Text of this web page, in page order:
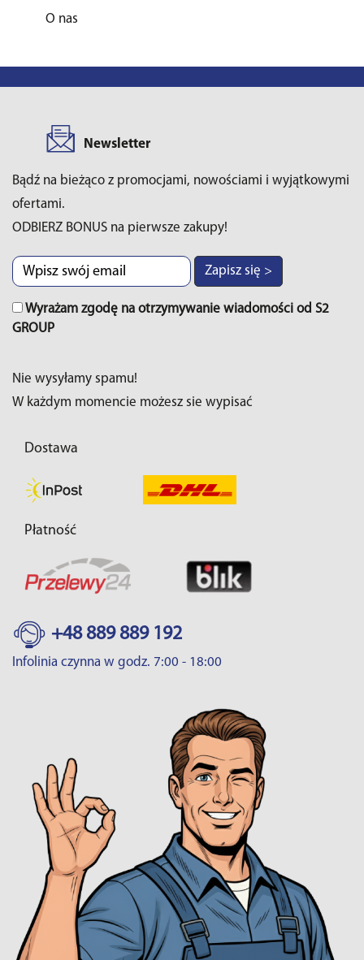
O nas
Newsletter
Bądź na bieżąco z promocjami, nowościami i wyjątkowymi
ofertami.
ODBIERZ BONUS na pierwsze zakupy!
Zapisz się >
Wyrażam zgodę na otrzymywanie wiadomości od S2
GROUP
Nie wysyłamy spamu!
W każdym momencie możesz sie wypisać
Dostawa
Płatność
+48 889 889 192
Infolinia czynna w godz. 7:00 - 18:00